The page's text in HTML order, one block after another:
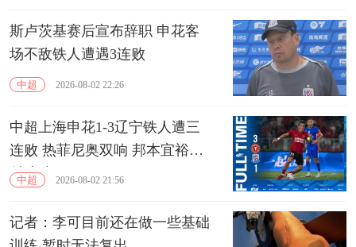
斯卢茨基赛后宣布辞职 申花客
场不敌铁人遭遇3连败
中超 2026-08-02 22:26
中超上海申花1-3辽宁铁人遭三
连败 热菲尼奥双响 邦本宜裕传
射建功
中超 2026-08-02 21:56
记者：李可目前还在做一些基础